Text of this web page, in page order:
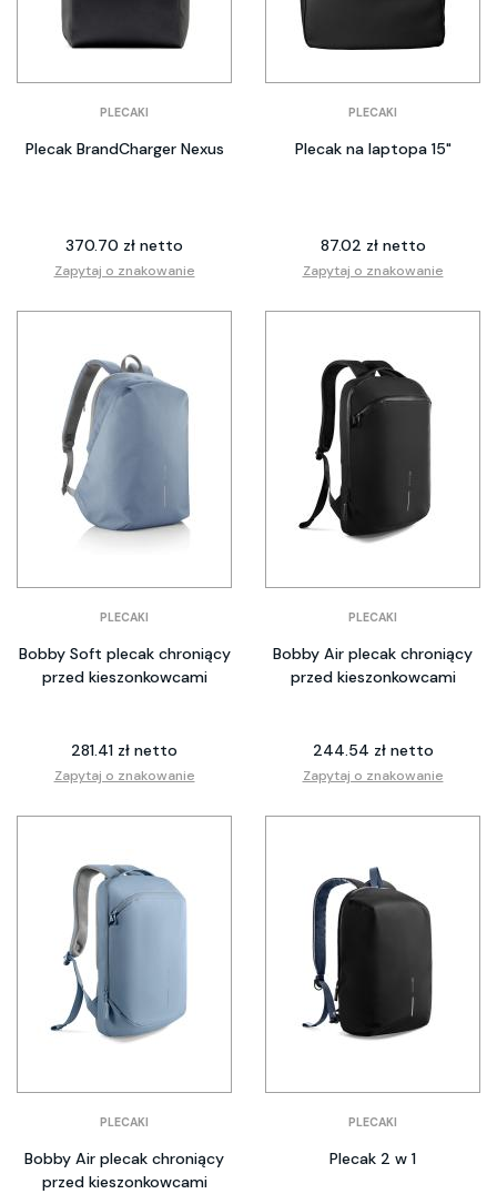
PLECAKI
Plecak BrandCharger Nexus
370.70 zł netto
Zapytaj o znakowanie
PLECAKI
Plecak na laptopa 15"
87.02 zł netto
Zapytaj o znakowanie
PLECAKI
Bobby Soft plecak chroniący
przed kieszonkowcami
281.41 zł netto
Zapytaj o znakowanie
PLECAKI
Bobby Air plecak chroniący
przed kieszonkowcami
244.54 zł netto
Zapytaj o znakowanie
PLECAKI
Bobby Air plecak chroniący
przed kieszonkowcami
PLECAKI
Plecak 2 w 1